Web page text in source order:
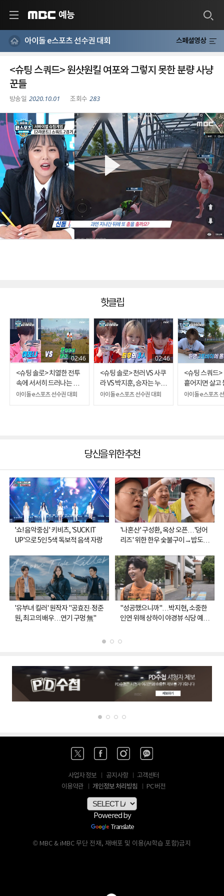
예능
아이돌 e스포츠 선수권 대회 스페셜영상
<슈팅 스쿼드> 원샷원킬 여포와 그렇지 못한 분량 사냥
꾼들
2020.10.01 283
핫클립
02:46
<슈팅 솔로> 치열한 전투
속에 서서히 드러나는 고
수들의 윤곽!
아이돌 e스포츠 선수권 대회
02:46
<슈팅 솔로> 천러 VS 사쿠
라 VS 박지훈, 승자는 누
구?
아이돌 e스포츠 선수권 대회
<슈팅 스쿼드>
흩어지면 살고
는다?!
아이돌 e스포츠
당신을 위한 추천
'쇼! 음악중심' 키비츠, 'SUCK IT
UP'으로 5인 5색 독보적 음색 자랑
'나혼산' 구성환, 옥상 오픈…'덩어
리즈' 위한 한우 숯불구이→밥도둑
'유부녀 킬러' 원작자 "공효진·정준
원, 최고의 배우…연기 구멍 無"
"성공했으니까"…박지현, 소중한
인연 위해 상하이 야경뷰 식당 예약
사업자 정보 공지사항
고객센터
이용약관
개인정보 처리방침 PC 버전
Powered by
Translate
© MBC & iMBC 무단 전재, 재배포 및 이용(AI학습 포함)금지